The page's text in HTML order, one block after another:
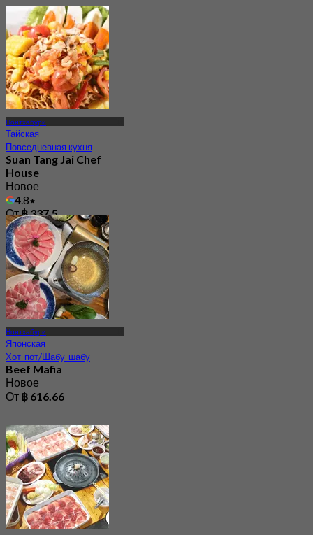
Нонтхабури
Тайская
Повседневная кухня
Suan Tang Jai Chef
House
Новое
4.8
От฿ 337.5
Нонтхабури
Японская
Хот-пот/Шабу-шабу
Beef Mafia
Новое
От ฿ 616.66